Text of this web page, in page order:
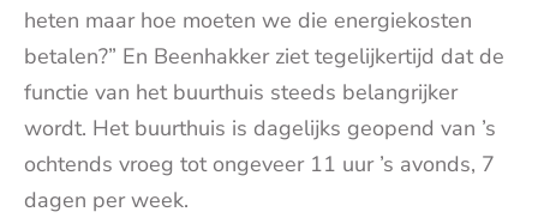
heten maar hoe moeten we die energiekosten
betalen?” En Beenhakker ziet tegelijkertijd dat de
functie van het buurthuis steeds belangrijker
wordt. Het buurthuis is dagelijks geopend van ’s
ochtends vroeg tot ongeveer 11 uur ’s avonds, 7
dagen per week.